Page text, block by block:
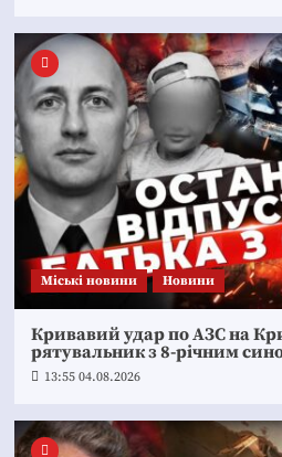
Mіські новини Новини
Кривавий удар по АЗС на
рятувальник з 8-річним
13:55 04.08.2026